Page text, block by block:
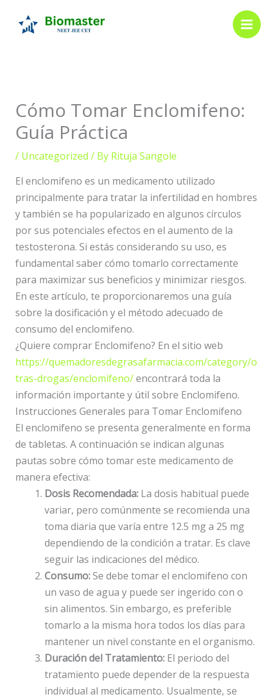
Cómo Tomar Enclomifeno:
Guía Práctica
/ Uncategorized / By Rituja Sangole
El enclomifeno es un medicamento utilizado
principalmente para tratar la infertilidad en hombres
y también se ha popularizado en algunos círculos
por sus potenciales efectos en el aumento de la
testosterona. Si estás considerando su uso, es
fundamental saber cómo tomarlo correctamente
para maximizar sus beneficios y minimizar riesgos.
En este artículo, te proporcionaremos una guía
sobre la dosificación y el método adecuado de
consumo del enclomifeno.
¿Quiere comprar Enclomifeno? En el sitio web
https://quemadoresdegrasafarmacia.com/category/o
tras-drogas/enclomifeno/encontrará toda la
información importante y útil sobre Enclomifeno.
Instrucciones Generales para Tomar Enclomifeno
El enclomifeno se presenta generalmente en forma
de tabletas. A continuación se indican algunas
pautas sobre cómo tomar este medicamento de
manera efectiva:
Dosis Recomendada:La dosis habitual puede
variar, pero comúnmente se recomienda una
toma diaria que varía entre 12.5 mg a 25 mg
dependiendo de la condición a tratar. Es clave
seguir las indicaciones del médico.
Consumo:Se debe tomar el enclomifeno con
un vaso de agua y puede ser ingerido con o
sin alimentos. Sin embargo, es preferible
tomarlo a la misma hora todos los días para
mantener un nivel constante en el organismo.
Duración del Tratamiento:El periodo del
tratamiento puede depender de la respuesta
individual al medicamento. Usualmente, se